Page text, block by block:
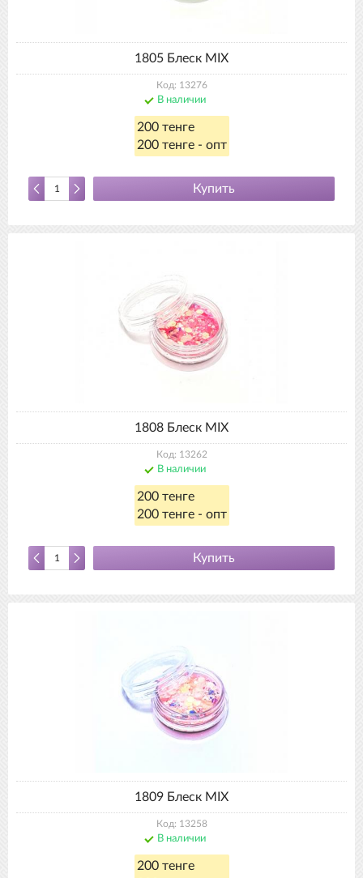
1805 Блеск MIX
Код: 13276
В наличии
200 тенге
200 тенге - опт
Купить
1808 Блеск MIX
Код: 13262
В наличии
200 тенге
200 тенге - опт
Купить
1809 Блеск MIX
Код: 13258
В наличии
200 тенге